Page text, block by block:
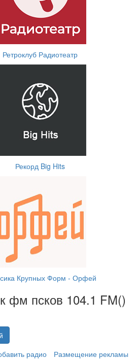
Ретроклуб Радиотеатр
Рекорд Big Hits
Крупных Форм - Орфей
фм псков 104.1 FM()
радио
Размещение рекламы